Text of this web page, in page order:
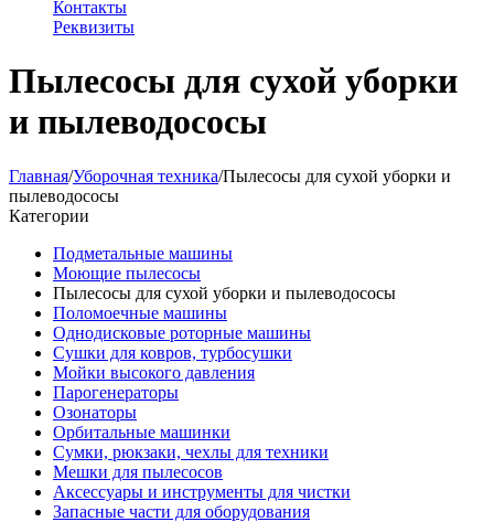
Контакты
Реквизиты
Пылесосы для сухой уборки
и пылеводососы
Главная/Уборочная техника/Пылесосы для сухой уборки и
пылеводососы
Категории
Подметальные машины
Моющие пылесосы
Пылесосы для сухой уборки и пылеводососы
Поломоечные машины
Однодисковые роторные машины
Сушки для ковров, турбосушки
Мойки высокого давления
Парогенераторы
Озонаторы
Орбитальные машинки
Сумки, рюкзаки, чехлы для техники
Мешки для пылесосов
Аксессуары и инструменты для чистки
Запасные части для оборудования